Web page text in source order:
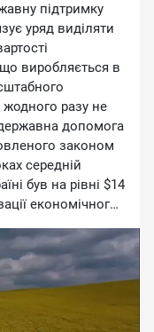
підтримку
уряд виділяти
що виробляється в
жодного разу не
допомога
законом
середній
був на рівні $14
економічного
держав) цей
на гектар
майже у 15,5
нам писали в